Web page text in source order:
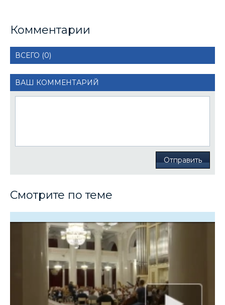
Комментарии
ВСЕГО (0)
ВАШ КОММЕНТАРИЙ
Отправить
Смотрите по теме